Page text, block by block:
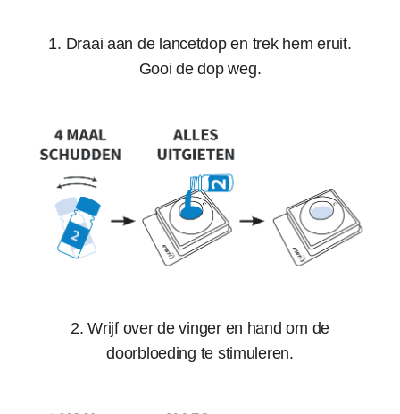
1. Draai aan de lancetdop en trek hem eruit.
Gooi de dop weg.
2. Wrijf over de vinger en hand om de
doorbloeding te stimuleren.